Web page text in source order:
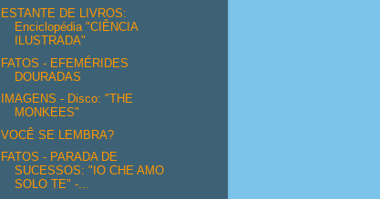
ESTANTE DE LIVROS:
Enciclopédia "CIÊNCIA
ILUSTRADA"
FATOS - EFEMÉRIDES
DOURADAS
IMAGENS - Disco: "THE
MONKEES"
VOCÊ SE LEMBRA?
FATOS - PARADA DE
SUCESSOS: "IO CHE AMO
SOLO TE" -...